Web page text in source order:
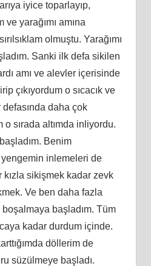
iyice toparlayıp,
ve yarağımı amına
olmuştu. Yarağımı
Sanki ilk defa sikilen
amı ve alevler içerisinde
çıkıyordum o sıcacık ve
defasında daha çok
sırada altımda inliyordu.
Benim
inlemeleri de
kızla sikişmek kadar zevk
Ve ben daha fazla
başladım. Tüm
kadar durdum içinde.
döllerim de
süzülmeye başladı.